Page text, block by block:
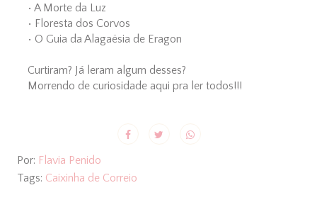
• A Morte da Luz
• Floresta dos Corvos
• O Guia da Alagaësia de Eragon
Curtiram? Já leram algum desses?
Morrendo de curiosidade aqui pra ler todos!!!
Por: Flavia Penido
Tags: Caixinha de Correio